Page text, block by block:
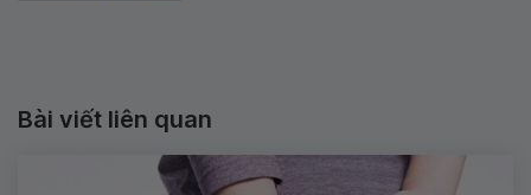
Bài viết liên quan